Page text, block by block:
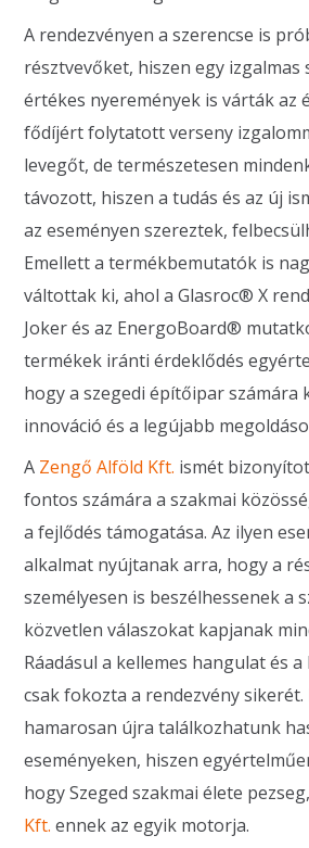
A rendezvényen a szerencse is
résztvevőket, hiszen egy izgalmas
értékes nyeremények is várták az
fődíjért folytatott verseny
levegőt, de természetesen
távozott, hiszen a tudás és az új
az eseményen szereztek,
Emellett a termékbemutatók is
váltottak ki, ahol a Glasroc® X
Joker és az EnergoBoard®
termékek iránti érdeklődés
hogy a szegedi építőipar számára
innováció és a legújabb
A Zengő Alföld Kft. ismét
fontos számára a szakmai
a fejlődés támogatása. Az ilyen
alkalmat nyújtanak arra, hogy a
személyesen is beszélhessenek a
közvetlen válaszokat kapjanak
Ráadásul a kellemes hangulat és
csak fokozta a rendezvény
hamarosan újra találkozhatunk
eseményeken, hiszen
hogy Szeged szakmai élete
Kft. ennek az egyik motorja.